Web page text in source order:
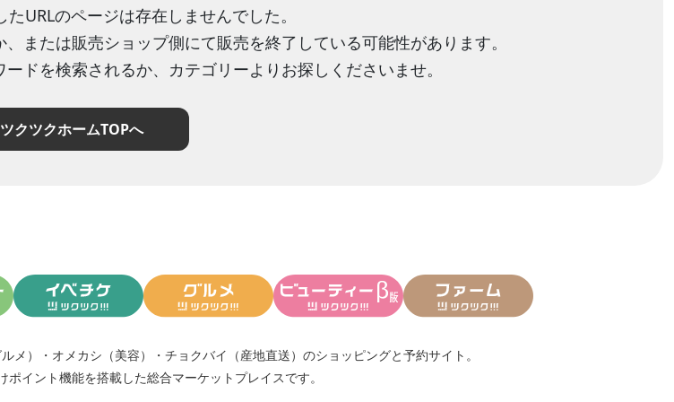
URLのページは存在しませんでした。
または販売ショップ側にて販売を終了している可能性があります。
ドを検索されるか、カテゴリーよりお探しくださいませ。
ツクツクホームTOPへ
メ） ・ オメカシ（美容） ・ チョクバイ（産地直送） のショッピングと予約サイト。
ポイント機能を搭載した総合マーケットプレイスです。